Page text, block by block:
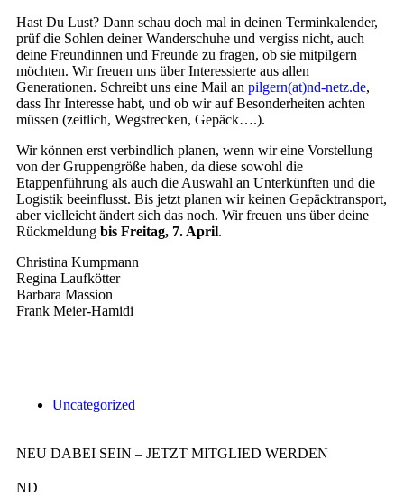
Hast Du Lust? Dann schau doch mal in deinen Terminkalender,
prüf die Sohlen deiner Wanderschuhe und vergiss nicht, auch
deine Freundinnen und Freunde zu fragen, ob sie mitpilgern
möchten. Wir freuen uns über Interessierte aus allen
Generationen. Schreibt uns eine Mail an pilgern(at)nd-netz.de,
dass Ihr Interesse habt, und ob wir auf Besonderheiten achten
müssen (zeitlich, Wegstrecken, Gepäck….).
Wir können erst verbindlich planen, wenn wir eine Vorstellung
von der Gruppengröße haben, da diese sowohl die
Etappenführung als auch die Auswahl an Unterkünften und die
Logistik beeinflusst. Bis jetzt planen wir keinen Gepäcktransport,
aber vielleicht ändert sich das noch. Wir freuen uns über deine
Rückmeldung bis Freitag, 7. April.
Christina Kumpmann
Regina Laufkötter
Barbara Massion
Frank Meier-Hamidi
Uncategorized
NEU DABEI SEIN – JETZT MITGLIED WERDEN
ND